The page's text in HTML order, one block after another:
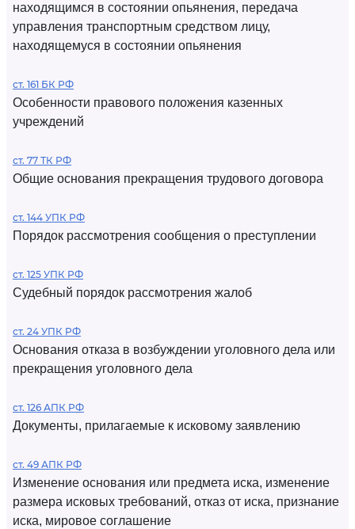
находящимся в состоянии опьянения, передача
управления транспортным средством лицу,
находящемуся в состоянии опьянения
ст. 161 БК РФ
Особенности правового положения казенных
учреждений
ст. 77 ТК РФ
Общие основания прекращения трудового договора
ст. 144 УПК РФ
Порядок рассмотрения сообщения о преступлении
ст. 125 УПК РФ
Судебный порядок рассмотрения жалоб
ст. 24 УПК РФ
Основания отказа в возбуждении уголовного дела или
прекращения уголовного дела
ст. 126 АПК РФ
Документы, прилагаемые к исковому заявлению
ст. 49 АПК РФ
Изменение основания или предмета иска, изменение
размера исковых требований, отказ от иска, признание
иска, мировое соглашение